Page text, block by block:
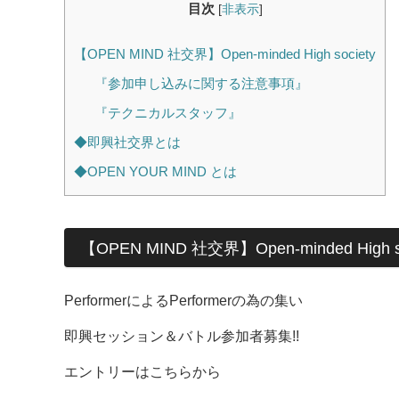
目次 [非表示]
【OPEN MIND 社交界】Open-minded High society
『参加申し込みに関する注意事項』
『テクニカルスタッフ』
◆即興社交界とは
◆OPEN YOUR MIND とは
【OPEN MIND 社交界】Open-minded High
PerformerによるPerformerの為の集い
即興セッション＆バトル参加者募集!!
エントリーはこちらから